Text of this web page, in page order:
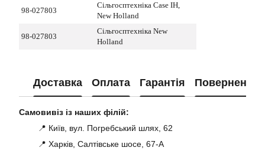
98-027803
Сільгосптехніка Case IH,
New Holland
98-027803
Сільгосптехніка New
Holland
Доставка Оплата Гарантія Повернення
Самовивіз із наших філій:
📍 Київ, вул. Погребський шлях, 62
📍 Харків, Салтівське шосе, 67-А